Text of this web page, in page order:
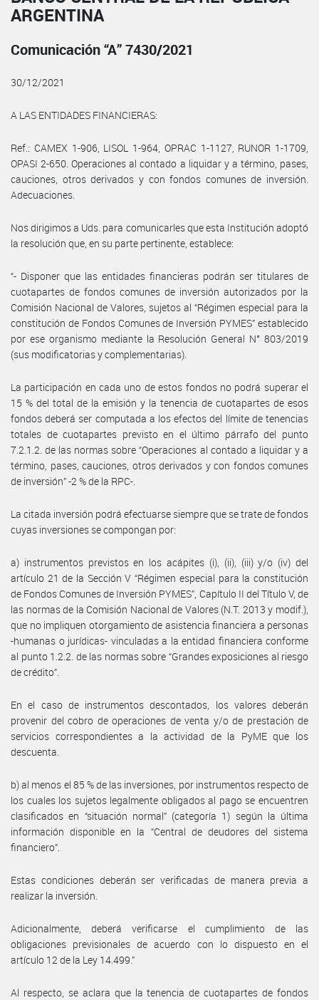
ARGENTINA
Comunicación “A” 7430/2021
30/12/2021
A LAS ENTIDADES FINANCIERAS:
Ref.: CAMEX 1-906, LISOL 1-964, OPRAC 1-1127, RUNOR 1-1709,
OPASI 2-650. Operaciones al contado a liquidar y a término, pases,
cauciones, otros derivados y con fondos comunes de inversión.
Adecuaciones.
Nos dirigimos a Uds. para comunicarles que esta Institución adoptó
la resolución que, en su parte pertinente, establece:
“- Disponer que las entidades financieras podrán ser titulares de
cuotapartes de fondos comunes de inversión autorizados por la
Comisión Nacional de Valores, sujetos al “Régimen especial para la
constitución de Fondos Comunes de Inversión PYMES” establecido
por ese organismo mediante la Resolución General N° 803/2019
(sus modificatorias y complementarias).
La participación en cada uno de estos fondos no podrá superar el
15 % del total de la emisión y la tenencia de cuotapartes de esos
fondos deberá ser computada a los efectos del límite de tenencias
totales de cuotapartes previsto en el último párrafo del punto
7.2.1.2. de las normas sobre “Operaciones al contado a liquidar y a
término, pases, cauciones, otros derivados y con fondos comunes
de inversión” -2 % de la RPC-.
La citada inversión podrá efectuarse siempre que se trate de fondos
cuyas inversiones se compongan por:
a) instrumentos previstos en los acápites (i), (ii), (iii) y/o (iv) del
artículo 21 de la Sección V “Régimen especial para la constitución
de Fondos Comunes de Inversión PYMES”, Capítulo II del Título V, de
las normas de la Comisión Nacional de Valores (N.T. 2013 y modif.),
que no impliquen otorgamiento de asistencia financiera a personas
-humanas o jurídicas- vinculadas a la entidad financiera conforme
al punto 1.2.2. de las normas sobre “Grandes exposiciones al riesgo
de crédito”.
En el caso de instrumentos descontados, los valores deberán
provenir del cobro de operaciones de venta y/o de prestación de
servicios correspondientes a la actividad de la PyME que los
descuenta.
b) al menos el 85 % de las inversiones, por instrumentos respecto de
los cuales los sujetos legalmente obligados al pago se encuentren
clasificados en “situación normal” (categoría 1) según la última
información disponible en la “Central de deudores del sistema
financiero”.
Estas condiciones deberán ser verificadas de manera previa a
realizar la inversión.
Adicionalmente, deberá verificarse el cumplimiento de las
obligaciones previsionales de acuerdo con lo dispuesto en el
artículo 12 de la Ley 14.499.”
Al respecto, se aclara que la tenencia de cuotapartes de fondos